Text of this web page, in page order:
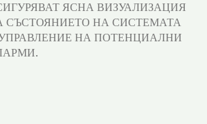
ЯСНА ВИЗУАЛИЗАЦИЯ
СЪСТОЯНИЕТО НА СИСТЕМАТА
НА ПОТЕНЦИАЛНИ